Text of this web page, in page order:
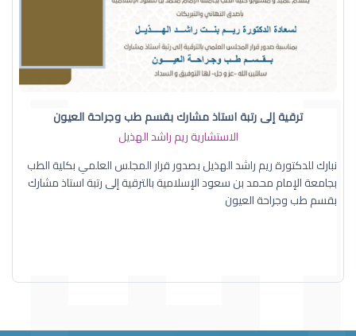
ترقية إلى رتبة استاذ مشارك بقسم طب وجراحة العيون
الاستشارية ريم راشد الهذيل
نبارك للدكتورة ريم راشد الهذيل بصدور قرار المجلس العلمي بكلية الطب
بجامعة الإمام محمد بن سعود الإسلامية بالترقية إلى رتبة استاذ مشارك
بقسم طب وجراحة العيون